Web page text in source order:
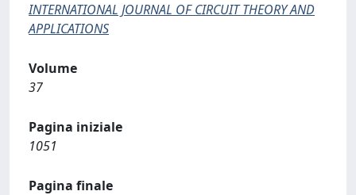
INTERNATIONAL JOURNAL OF CIRCUIT THEORY AND
APPLICATIONS
Volume
37
Pagina iniziale
1051
Pagina finale